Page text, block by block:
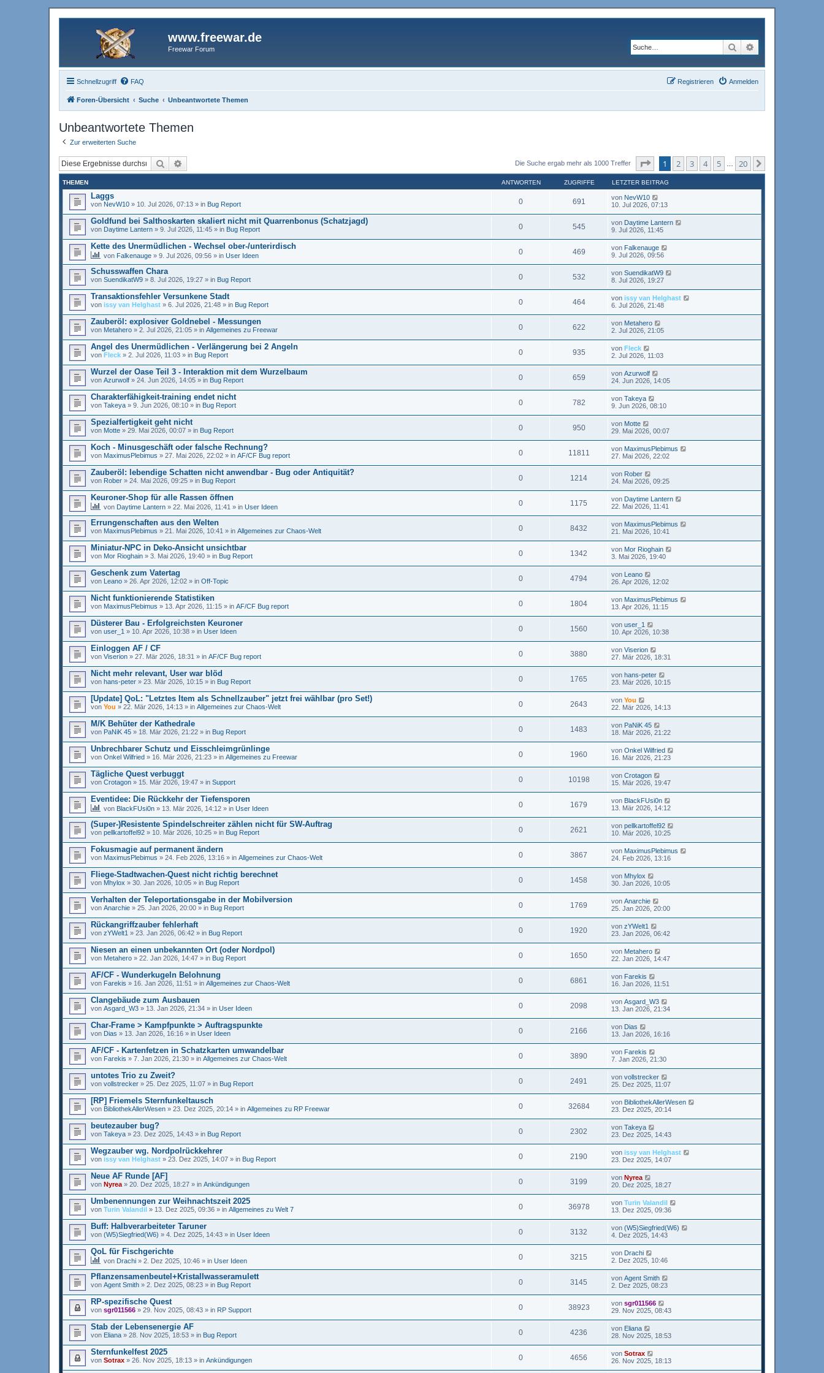
www.freewar.de
Freewar Forum Suche
Schnellzugriff FAQ Anmelden
Registrieren
Foren-Übersicht Suche Unbeantwortete Themen
Unbeantwortete Themen
Zur erweiterten Suche
Suche Die Suche ergab mehr als 1000 Treffer Seite von20
1 2 3 4 5 20
THEMEN ANTWORTEN ZUGRIFFE LETZTER BEITRAG
Laggs
von NevW10 » 10. Jul 2026, 07:13 » in Bug Report 0 691 von NevW10
10. Jul 2026, 07:13
Goldfund bei Salthoskarten skaliert nicht mit Quarrenbonus (Schatzjagd)
von Daytime Lantern » 9. Jul 2026, 11:45 » in Bug Report 0 545 von Daytime Lantern
9. Jul 2026, 11:45
Kette des Unermüdlichen - Wechsel ober-/unterirdisch
von Falkenauge » 9. Jul 2026, 09:56 » in User Ideen 0 469 von Falkenauge
9. Jul 2026, 09:56
Schusswaffen Chara
von SuendikatW9 » 8. Jul 2026, 19:27 » in Bug Report 0 532 von SuendikatW9
8. Jul 2026, 19:27
Transaktionsfehler Versunkene Stadt
von issy van Helghast » 6. Jul 2026, 21:48 » in Bug Report 0 464 von issy van Helghast
6. Jul 2026, 21:48
Zauberöl: explosiver Goldnebel - Messungen
von Metahero » 2. Jul 2026, 21:05 » in Allgemeines zu Freewar 0 622 von Metahero
2. Jul 2026, 21:05
Angel des Unermüdlichen - Verlängerung bei 2 Angeln
von Fleck » 2. Jul 2026, 11:03 » in Bug Report 0 935 von Fleck
2. Jul 2026, 11:03
Wurzel der Oase Teil 3 - Interaktion mit dem Wurzelbaum
von Azurwolf » 24. Jun 2026, 14:05 » in Bug Report 0 659 von Azurwolf
24. Jun 2026, 14:05
Charakterfähigkeit-training endet nicht
von Takeya » 9. Jun 2026, 08:10 » in Bug Report 0 782 von Takeya
9. Jun 2026, 08:10
Spezialfertigkeit geht nicht
von Motte » 29. Mai 2026, 00:07 » in Bug Report 0 950 von Motte
29. Mai 2026, 00:07
Koch - Minusgeschäft oder falsche Rechnung?
von MaximusPlebimus » 27. Mai 2026, 22:02 » in AF/CF Bug report 0 11811 von MaximusPlebimus
27. Mai 2026, 22:02
Zauberöl: lebendige Schatten nicht anwendbar - Bug oder Antiquität?
von Rober » 24. Mai 2026, 09:25 » in Bug Report 0 1214 von Rober
24. Mai 2026, 09:25
Keuroner-Shop für alle Rassen öffnen
von Daytime Lantern » 22. Mai 2026, 11:41 » in User Ideen 0 1175 von Daytime Lantern
22. Mai 2026, 11:41
Errungenschaften aus den Welten
von MaximusPlebimus » 21. Mai 2026, 10:41 » in Allgemeines zur Chaos-Welt 0 8432 von MaximusPlebimus
21. Mai 2026, 10:41
Miniatur-NPC in Deko-Ansicht unsichtbar
von Mor Rioghain » 3. Mai 2026, 19:40 » in Bug Report 0 1342 von Mor Rioghain
3. Mai 2026, 19:40
Geschenk zum Vatertag
von Leano » 26. Apr 2026, 12:02 » in Off-Topic 0 4794 von Leano
26. Apr 2026, 12:02
Nicht funktionierende Statistiken
von MaximusPlebimus » 13. Apr 2026, 11:15 » in AF/CF Bug report 0 1804 von MaximusPlebimus
13. Apr 2026, 11:15
Düsterer Bau - Erfolgreichsten Keuroner
von user_1 » 10. Apr 2026, 10:38 » in User Ideen 0 1560 von user_1
10. Apr 2026, 10:38
Einloggen AF / CF
von Viserion » 27. Mär 2026, 18:31 » in AF/CF Bug report 0 3880 von Viserion
27. Mär 2026, 18:31
Nicht mehr relevant, User war blöd
von hans-peter » 23. Mär 2026, 10:15 » in Bug Report 0 1765 von hans-peter
23. Mär 2026, 10:15
[Update] QoL: "Letztes Item als Schnellzauber" jetzt frei wählbar (pro Set!)
von You » 22. Mär 2026, 14:13 » in Allgemeines zur Chaos-Welt 0 2643 von You
22. Mär 2026, 14:13
M/K Behüter der Kathedrale
von PaNiK 45 » 18. Mär 2026, 21:22 » in Bug Report 0 1483 von PaNiK 45
18. Mär 2026, 21:22
Unbrechbarer Schutz und Eisschleimgrünlinge
von Onkel Wilfried » 16. Mär 2026, 21:23 » in Allgemeines zu Freewar 0 1960 von Onkel Wilfried
16. Mär 2026, 21:23
Tägliche Quest verbuggt
von Crotagon » 15. Mär 2026, 19:47 » in Support 0 10198 von Crotagon
15. Mär 2026, 19:47
Eventidee: Die Rückkehr der Tiefensporen
von BlackFUsi0n » 13. Mär 2026, 14:12 » in User Ideen 0 1679 von BlackFUsi0n
13. Mär 2026, 14:12
(Super-)Resistente Spindelschreiter zählen nicht für SW-Auftrag
von pellkartoffel92 » 10. Mär 2026, 10:25 » in Bug Report 0 2621 von pellkartoffel92
10. Mär 2026, 10:25
Fokusmagie auf permanent ändern
von MaximusPlebimus » 24. Feb 2026, 13:16 » in Allgemeines zur Chaos-Welt 0 3867 von MaximusPlebimus
24. Feb 2026, 13:16
Fliege-Stadtwachen-Quest nicht richtig berechnet
von Mhylox » 30. Jan 2026, 10:05 » in Bug Report 0 1458 von Mhylox
30. Jan 2026, 10:05
Verhalten der Teleportationsgabe in der Mobilversion
von Anarchie » 25. Jan 2026, 20:00 » in Bug Report 0 1769 von Anarchie
25. Jan 2026, 20:00
Rückangriffzauber fehlerhaft
von zYWelt1 » 23. Jan 2026, 06:42 » in Bug Report 0 1920 von zYWelt1
23. Jan 2026, 06:42
Niesen an einen unbekannten Ort (oder Nordpol)
von Metahero » 22. Jan 2026, 14:47 » in Bug Report 0 1650 von Metahero
22. Jan 2026, 14:47
AF/CF - Wunderkugeln Belohnung
von Farekis » 16. Jan 2026, 11:51 » in Allgemeines zur Chaos-Welt 0 6861 von Farekis
16. Jan 2026, 11:51
Clangebäude zum Ausbauen
von Asgard_W3 » 13. Jan 2026, 21:34 » in User Ideen 0 2098 von Asgard_W3
13. Jan 2026, 21:34
Char-Frame > Kampfpunkte > Auftragspunkte
von Dias » 13. Jan 2026, 16:16 » in User Ideen 0 2166 von Dias
13. Jan 2026, 16:16
AF/CF - Kartenfetzen in Schatzkarten umwandelbar
von Farekis » 7. Jan 2026, 21:30 » in Allgemeines zur Chaos-Welt 0 3890 von Farekis
7. Jan 2026, 21:30
untotes Trio zu Zweit?
von vollstrecker » 25. Dez 2025, 11:07 » in Bug Report 0 2491 von vollstrecker
25. Dez 2025, 11:07
[RP] Friemels Sternfunkeltausch
von BibliothekAllerWesen » 23. Dez 2025, 20:14 » in Allgemeines zu RP Freewar 0 32684 von BibliothekAllerWesen
23. Dez 2025, 20:14
beutezauber bug?
von Takeya » 23. Dez 2025, 14:43 » in Bug Report 0 2302 von Takeya
23. Dez 2025, 14:43
Wegzauber wg. Nordpolrückkehrer
von issy van Helghast » 23. Dez 2025, 14:07 » in Bug Report 0 2190 von issy van Helghast
23. Dez 2025, 14:07
Neue AF Runde [AF]
von Nyrea » 20. Dez 2025, 18:27 » in Ankündigungen 0 3199 von Nyrea
20. Dez 2025, 18:27
Umbenennungen zur Weihnachtszeit 2025
von Turin Valandil » 13. Dez 2025, 09:36 » in Allgemeines zu Welt 7 0 36978 von Turin Valandil
13. Dez 2025, 09:36
Buff: Halbverarbeiteter Taruner
von (W5)Siegfried(W6) » 4. Dez 2025, 14:43 » in User Ideen 0 3132 von (W5)Siegfried(W6)
4. Dez 2025, 14:43
QoL für Fischgerichte
von Drachi » 2. Dez 2025, 10:46 » in User Ideen 0 3215 von Drachi
2. Dez 2025, 10:46
Pflanzensamenbeutel+Kristallwasseramulett
von Agent Smith » 2. Dez 2025, 08:23 » in Bug Report 0 3145 von Agent Smith
2. Dez 2025, 08:23
RP-spezifische Quest
von sgr011566 » 29. Nov 2025, 08:43 » in RP Support 0 38923 von sgr011566
29. Nov 2025, 08:43
Stab der Lebensenergie AF
von Eliana » 28. Nov 2025, 18:53 » in Bug Report 0 4236 von Eliana
28. Nov 2025, 18:53
Sternfunkelfest 2025
von Sotrax » 26. Nov 2025, 18:13 » in Ankündigungen 0 4656 von Sotrax
26. Nov 2025, 18:13